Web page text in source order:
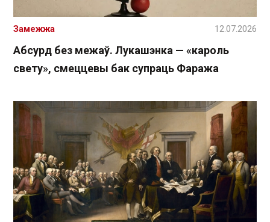
Абсурд без межаў. Лукашэнка — «кароль
свету», смеццевы бак супраць Фаража
Замежжа 12.07.2026